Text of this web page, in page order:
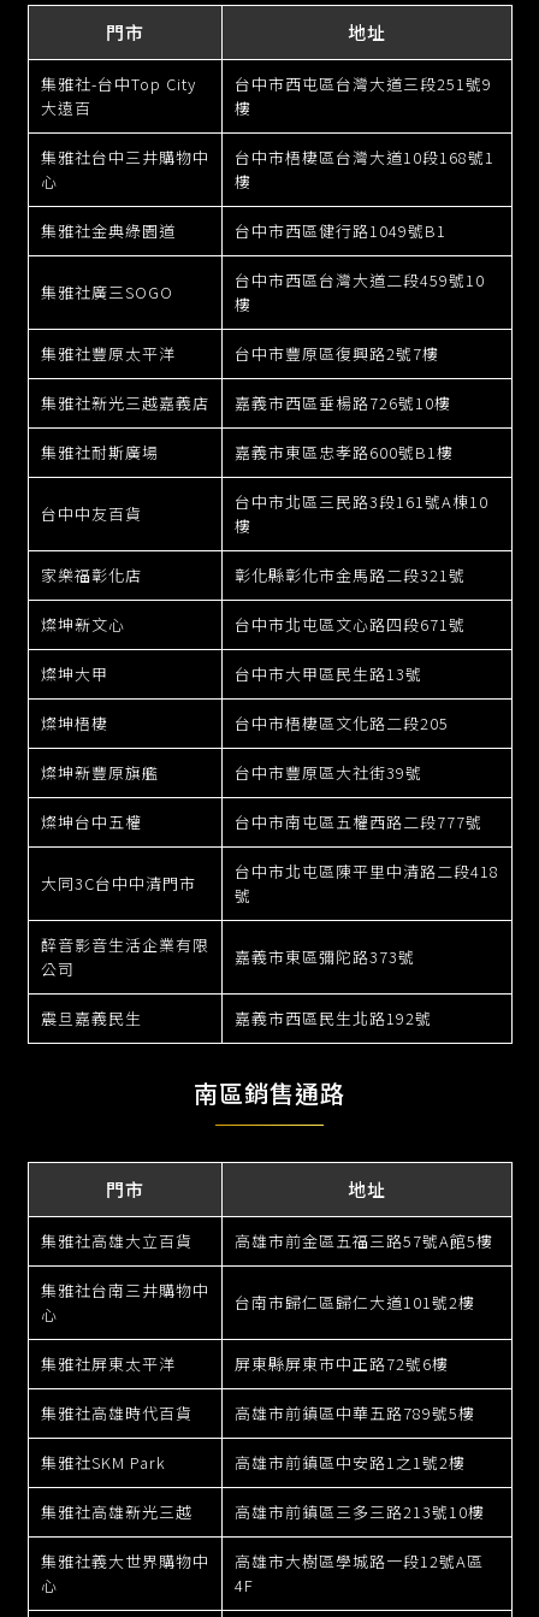
門市 地址
集雅社-台中Top City
大遠百
台中市西屯區台灣大道三段251號9
樓
集雅社台中三井購物中
心
台中市梧棲區台灣大道10段168號1
樓
集雅社金典綠園道 台中市西區健行路1049號B1
集雅社廣三SOGO
台中市西區台灣大道二段459號10
樓
集雅社豐原太平洋 台中市豐原區復興路2號7樓
集雅社新光三越嘉義店 嘉義市西區垂楊路726號10樓
集雅社耐斯廣場 嘉義市東區忠孝路600號B1樓
台中中友百貨
台中市北區三民路3段161號A棟10
樓
家樂福彰化店 彰化縣彰化市金馬路二段321號
燦坤新文心 台中市北屯區文心路四段671號
燦坤大甲 台中市大甲區民生路13號
燦坤梧棲 台中市梧棲區文化路二段205
燦坤新豐原旗艦 台中市豐原區大社街39號
燦坤台中五權 台中市南屯區五權西路二段777號
大同3C台中中清門市
台中市北屯區陳平里中清路二段418
號
醉音影音生活企業有限
公司
嘉義市東區彌陀路373號
震旦嘉義民生 嘉義市西區民生北路192號
南區銷售通路
門市 地址
集雅社高雄大立百貨 高雄市前金區五福三路57號A館5樓
集雅社台南三井購物中
心
台南市歸仁區歸仁大道101號2樓
集雅社屏東太平洋 屏東縣屏東市中正路72號6樓
集雅社高雄時代百貨 高雄市前鎮區中華五路789號5樓
集雅社SKM Park 高雄市前鎮區中安路1之1號2樓
集雅社高雄新光三越 高雄市前鎮區三多三路213號10樓
集雅社義大世界購物中
心
高雄市大樹區學城路一段12號A區
4F